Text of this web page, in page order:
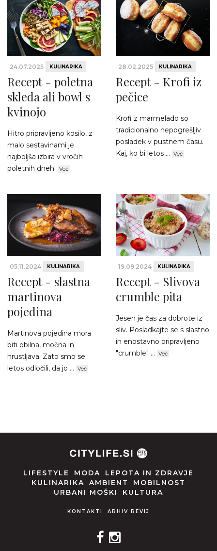
24.07.2025 KULINARIKA
Recept - poletna
skleda ali bowl s
kvinojo
Hitro pripravljeno kosilo, z
malo sestavinami je
najboljša izbira v vročih
poletnih dneh. Več
28.02.2025 KULINARIKA
Recept - Krofi iz
pečice
Krofi z marmelado so
tradicionalno nepogrešljiv
posladek v pustnem času.
Kaj, ko bi letos ... Več
05.11.2024 KULINARIKA
Recept - slastna
martinova
pojedina
Martinova pojedina mora
biti obilna, močna in
hrustljava. Zato smo se
letos odločili, da jo ... Več
19.09.2024 KULINARIKA
Recept - Slivova
crumble pita
Jesen je čas za dobrote iz
sliv. Posladkajte se s slastno
in enostavno pripravljeno
"crumble" ... Več
LIFESTYLE MODA
LEPOTA IN ZDRAVJE
KULINARIKA
AMBIENT
MOBILNOST
URBANI MOŠKI
KULTURA
KONTAKTI ARHIV REVIJ